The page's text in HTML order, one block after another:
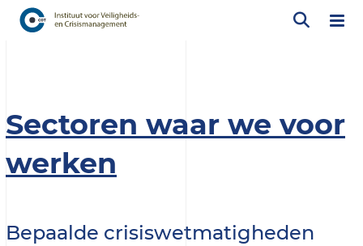
Sectoren waar we voor
werken
Bepaalde crisiswetmatigheden